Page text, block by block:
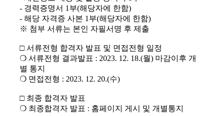
- 경력증명서 1부(해당자에 한함)
- 해당 자격증 사본 1부(해당자에 한함)
※ 첨부 서류는 본인 자필서명 후 제출
□ 서류전형 합격자 발표 및 면접전형 일정
❍ 서류전형 결과발표 : 2023. 12. 18.(월) 마감이후 개
별 통지
❍ 면접전형 : 2023. 12. 20.(수)
□ 최종 합격자 발표
❍ 최종합격자 발표 : 홈페이지 게시 및 개별통지